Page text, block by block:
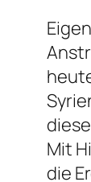
Mit
die